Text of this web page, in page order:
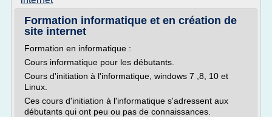
Formation informatique et en création de
site internet
Formation en informatique :
Cours informatique pour les débutants.
Cours d'initiation à l'informatique, windows 7 ,8, 10 et
Linux.
Ces cours d'initiation à l'informatique s'adressent aux
débutants qui ont peu ou pas de connaissances.